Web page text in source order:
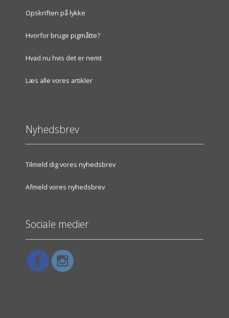
Opskriften på lykke
Hvorfor bruge pigmåtte?
Hvad nu hvis det er nemt
Læs alle vores artikler
Nyhedsbrev
Tilmeld dig vores nyhedsbrev
Afmeld vores nyhedsbrev
Sociale medier